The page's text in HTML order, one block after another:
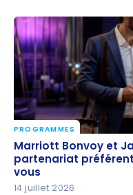
Marriott Bonvoy et
partenariat
vous
PROGRAMMES
Marriott Bonvoy et
partenariat
vous
14 juillet 2026